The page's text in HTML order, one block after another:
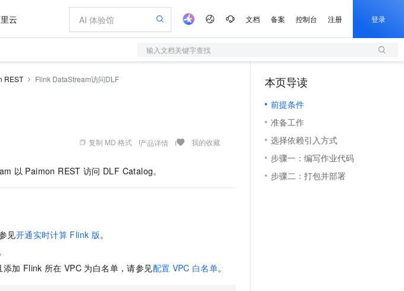
云 文档 备案 控制台 注册 登录
输入文档关键字查找
REST Flink DataStream访问DLF
复制 MD 格式 产品详情 我的收藏
以 Paimon REST 访问 DLF Catalog。
见开通实时计算 Flink 版。
添加 Flink 所在 VPC 为白名单，请参见配置 VPC 白名单。
本页导读
前提条件
准备工作
选择依赖引入方式
步骤一：编写作业代码
步骤二：打包并部署
大模型服务平台百炼
程编程与推理利器
旗舰 MoE 大模型，百万上下文与顶尖推理能力
任务能力而生
图生视频，流畅自然，细节丰富
文戏情感细腻自然，动作戏激烈拳拳到肉，实现更强表演能力
语音识别与合成
Qwen3-TTS-Flash
建站服务
大模型
推理服务
版 ACK
用的 K8s 服务
全托管，含MySQL、PostgreSQL、SQL Server、MariaDB多引擎
Qoder
面向真实软件的智能体编程平台
云防火墙
轻量应用服务器
数字证书管理服务（原SSL证书）
实现全站HTTPS，呈现可信的WEB访问
短信服务
一步到位
译和格式还原
开源旗舰模型
自进化智能体
越用越聪明
打造工程团队
轻松解锁专属 DeepSeek-V4-Pro
5 分钟轻松部署专属 QwenPaw
一句话生成原生可编辑精美 PPT 文稿
输入一句话想法, 轻松生成专业的 PPT
一键部署幻兽帕鲁游戏服务器
一键购买专属联机服务器，轻松开启游戏
漫剧工坊：一站式动画创作平台
快速生产连贯的高质量长漫剧
，加速 Al 应用落地
计划
，加速一人公司成长
计划
鲜，限时加量 10 倍，夜间低至2折
积分加倍
15元/月
务码
3.8-Max
AI 场景体验
从图文生成到视频创作，一键激活电商全链路生产力
AI 广告创作
图文、视频一站生成，高效打造优质广告素材
AI 短剧/漫剧
AI 办公
AI 活动
AI 生产力先锋
先锋实践拓展 AI 生产力的边界
飞天发布时刻
所见，即是所愿
AI 实训营
从基础到进阶，Agent 创客手把手教你
术红利
配置报价器
阿里云 OPC 创新助力计划
Token 补贴，五大权
益加速 OPC 成功
基础软件
JAVA
WordPress
Ubuntu
专业服务
公司注册
上云迁移
心
产品伙伴合作计划
云网络合作计划
成为服务伙伴
服务生态伙伴
服务伙伴合作计划
Al MaaS 服务伙伴赋能合作
伙伴信用分合作计划
更多支持
合作伙伴培训与认证
阿里云认证
信息公告
开发者社区
镜像站
市场活动
云工开物
加入我们
校园招聘